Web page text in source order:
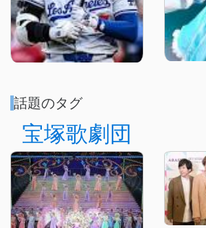
話題のタグ
宝塚歌劇団